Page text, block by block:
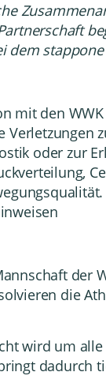
dem
mit den
Verletzungen
oder zur
der
die
wird um
dadurch